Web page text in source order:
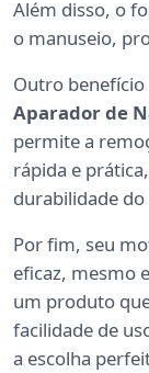
Além disso, o
o manuseio,
Outro
Aparador de
permite a
rápida e
durabilidade
Por fim, seu
eficaz, mesmo
um produto
facilidade de
a escolha